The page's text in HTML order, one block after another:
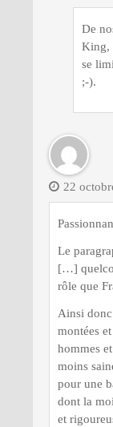
De
King,
se
;-).
22
Le
[…]
rôle que
Ainsi
montées
hommes
moins
pour une
dont la
et